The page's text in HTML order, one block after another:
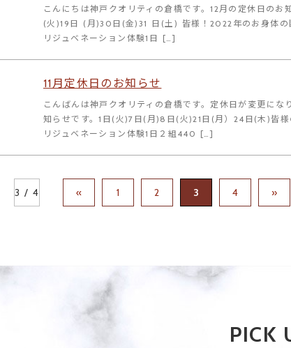
こんにちは神戸クオリティの倉橋です。12月の定休日のお
(火)19日 (月)30日(金)31 日(土) 皆様！2022年のお身体の
リジュベネーション体験1日 […]
11月定休日のお知らせ
こんばんは神戸クオリティの倉橋です。定休日が変更にな
知らせです。1日(火)7日(月)8日(火)21日(月）24日(木)皆様
リジュベネーション体験1日２組440 […]
3 / 4 « 1 2 3 4 »
PICK